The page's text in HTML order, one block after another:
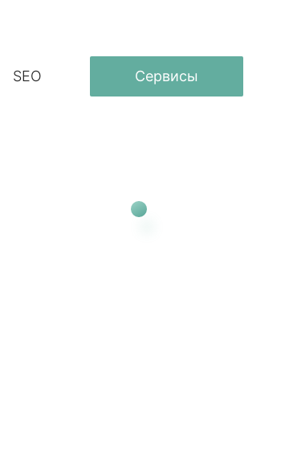
SEO Сервисы